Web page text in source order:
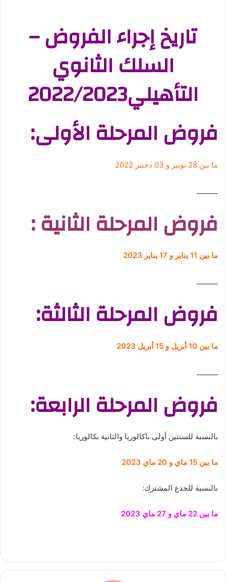
تاريخ إجراء الفروض –
السلك الثانوي
التأهيلي2022/2023
فروض المرحلة الأولى:
ما بين 28 نونبر و 03 دجنبر 2022
فروض المرحلة الثانية :
ما بين 11 يناير و 17 يناير 2023
فروض المرحلة الثالثة:
ما بين 10 أبريل و 15 أبريل 2023
فروض المرحلة الرابعة:
بالنسبة للسنتين أولى باكالوريا والثانية بكالوريا:
ما بين 15 ماي و 20 ماي 2023
بالنسبة للجذع المشترك:
ما بين 22 ماي و 27 ماي 2023